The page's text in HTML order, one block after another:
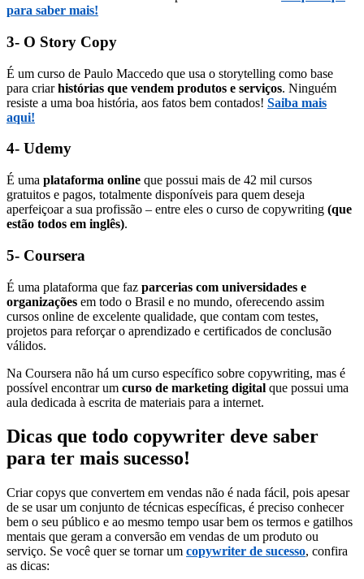
para saber mais!
3- O Story Copy
É um curso de Paulo Maccedo que usa o storytelling como base
para criarhistórias que vendem produtos e serviços. Ninguém
resiste a uma boa história, aos fatos bem contados! Saiba mais
aqui!
4- Udemy
É uma plataforma online que possui mais de 42 mil cursos
gratuitos e pagos, totalmente disponíveis para quem deseja
aperfeiçoar a sua profissão – entre eles o curso de copywriting (que
estão todos em inglês).
5- Coursera
É uma plataforma que faz parcerias com universidades e
organizações em todo o Brasil e no mundo, oferecendo assim
cursos online de excelente qualidade, que contam com testes,
projetos para reforçar o aprendizado e certificados de conclusão
válidos.
Na Coursera não há um curso específico sobre copywriting, mas é
possível encontrar um curso de marketing digital que possui uma
aula dedicada à escrita de materiais para a internet.
Dicas que todo copywriter deve saber
para ter mais sucesso!
Criar copys que convertem em vendas não é nada fácil, pois apesar
de se usar um conjunto de técnicas específicas, é preciso conhecer
bem o seu público e ao mesmo tempo usar bem os termos e gatilhos
mentais que geram a conversão em vendas de um produto ou
serviço. Se você quer se tornar um copywriter de sucesso, confira
as dicas: